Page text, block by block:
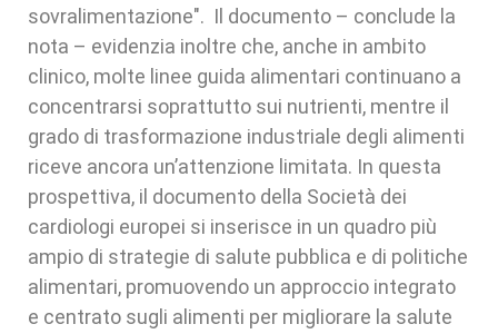
sovralimentazione". Il documento – conclude la
nota – evidenzia inoltre che, anche in ambito
clinico, molte linee guida alimentari continuano a
concentrarsi soprattutto sui nutrienti, mentre il
grado di trasformazione industriale degli alimenti
riceve ancora un’attenzione limitata. In questa
prospettiva, il documento della Società dei
cardiologi europei si inserisce in un quadro più
ampio di strategie di salute pubblica e di politiche
alimentari, promuovendo un approccio integrato
e centrato sugli alimenti per migliorare la salute